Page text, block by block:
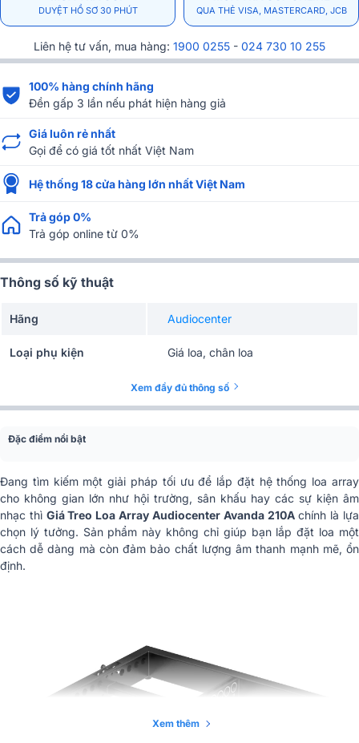
DUYỆT HỒ SƠ 30 PHÚT QUA THẺ VISA, MASTERCARD, JCB
Liên hệ tư vấn, mua hàng: 1900 0255 - 024 730 10 255
100% hàng chính hãng
Đền gấp 3 lần nếu phát hiện hàng giả
Giá luôn rẻ nhất
Gọi để có giá tốt nhất Việt Nam
Hệ thống 18 cửa hàng lớn nhất Việt Nam
Trả góp 0%
Trả góp online từ 0%
Thông số kỹ thuật
Hãng Audiocenter
Loại phụ kiện Giá loa, chân loa
Xem đầy đủ thông số
Đặc điểm nổi bật
Đang tìm kiếm một giải pháp tối ưu để lắp đặt hệ thống loa array
cho không gian lớn như hội trường, sân khấu hay các sự kiện âm
nhạc thì Giá Treo Loa Array Audiocenter Avanda 210Achính là lựa
chọn lý tưởng. Sản phẩm này không chỉ giúp bạn lắp đặt loa một
cách dễ dàng mà còn đảm bảo chất lượng âm thanh mạnh mẽ, ổn
định.
Xem thêm